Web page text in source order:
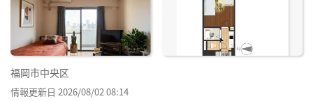
福岡市中央区
情報更新日 2026/08/02 08:14